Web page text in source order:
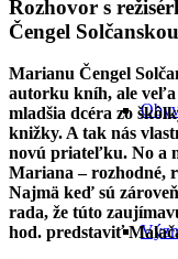
Rozhovor s
Čengel Solčanskou
Marianu Čengel
autorku kníh, ale veľa
mladšia dcéra zo
knižky. A tak nás
novú priateľku. No a
Mariana – rozhodné,
Najmä keď sú
rada, že túto
hod. predstaviť